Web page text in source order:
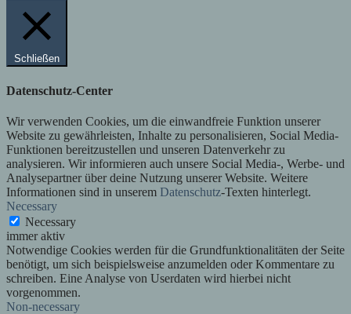
Schließen
Datenschutz-Center
Wir verwenden Cookies, um die einwandfreie Funktion unserer
Website zu gewährleisten, Inhalte zu personalisieren, Social Media-
Funktionen bereitzustellen und unseren Datenverkehr zu
analysieren. Wir informieren auch unsere Social Media-, Werbe- und
Analysepartner über deine Nutzung unserer Website. Weitere
Informationen sind in unserem Datenschutz-Texten hinterlegt.
Necessary
Necessary
immer aktiv
Notwendige Cookies werden für die Grundfunktionalitäten der Seite
benötigt, um sich beispielsweise anzumelden oder Kommentare zu
schreiben. Eine Analyse von Userdaten wird hierbei nicht
vorgenommen.
Non-necessary